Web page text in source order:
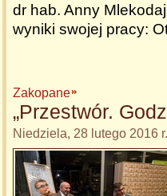
dr hab. Anny
wyniki swojej pracy:
Zakopane
„Przestwór.
Niedziela, 28 lutego 2016